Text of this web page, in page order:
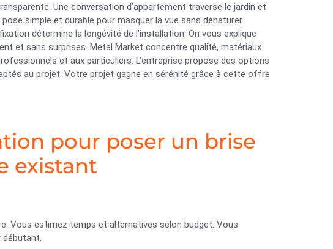
Une conversation d’appartement traverse le jardin et
simple et durable pour masquer la vue sans dénaturer
détermine la longévité de l’installation. On vous explique
et sans surprises. Metal Market concentre qualité, matériaux
et aux particuliers. L’entreprise propose des options
au projet. Votre projet gagne en sérénité grâce à cette offre
pour poser un brise
existant
Vous estimez temps et alternatives selon budget. Vous
débutant.